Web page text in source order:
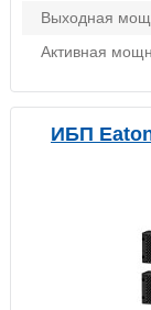
Выходная
Активная
ИБП